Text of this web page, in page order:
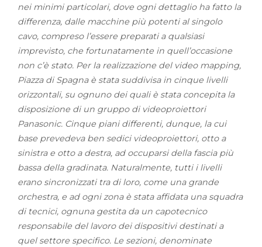
nei minimi particolari, dove ogni dettaglio ha fatto la
differenza, dalle macchine più potenti al singolo
cavo, compreso l’essere preparati a qualsiasi
imprevisto, che fortunatamente in quell’occasione
non c’è stato. Per la realizzazione del video mapping,
Piazza di Spagna è stata suddivisa in cinque livelli
orizzontali, su ognuno dei quali è stata concepita la
disposizione di un gruppo di videoproiettori
Panasonic. Cinque piani differenti, dunque, la cui
base prevedeva ben sedici videoproiettori, otto a
sinistra e otto a destra, ad occuparsi della fascia più
bassa della gradinata. Naturalmente, tutti i livelli
erano sincronizzati tra di loro, come una grande
orchestra, e ad ogni zona è stata affidata una squadra
di tecnici, ognuna gestita da un capotecnico
responsabile del lavoro dei dispositivi destinati a
quel settore specifico. Le sezioni, denominate